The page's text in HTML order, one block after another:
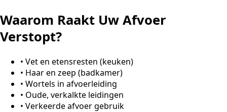
Waarom Raakt Uw Afvoer
Verstopt?
• Vet en etensresten (keuken)
• Haar en zeep (badkamer)
• Wortels in afvoerleiding
• Oude, verkalkte leidingen
• Verkeerde afvoer gebruik